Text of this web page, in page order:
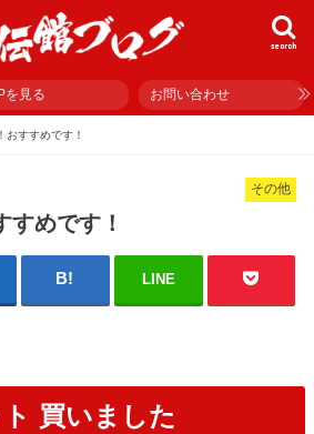
search
を見る お問い合わせ
おすすめです！
その他
すめです！
LINE
買いました